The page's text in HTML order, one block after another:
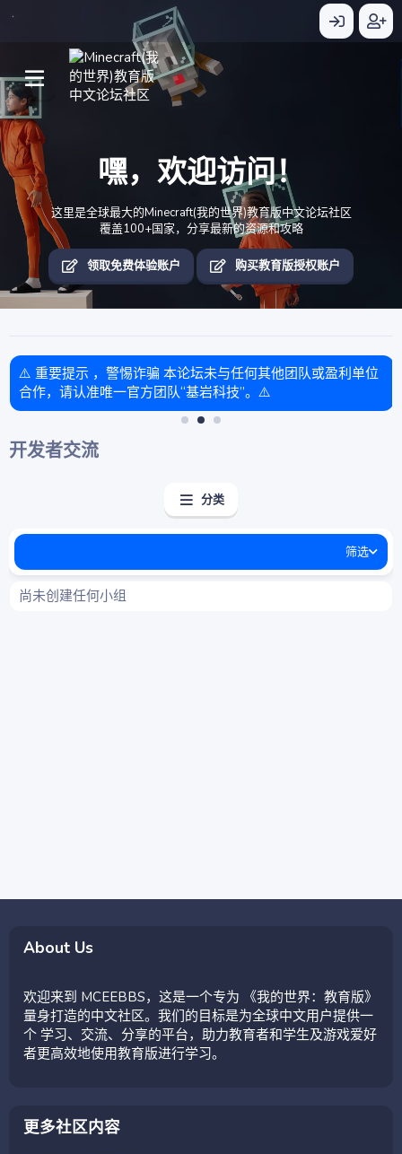
嘿，欢迎访问！
这里是全球最大的Minecraft(我的世界)教育版中文论坛社区
覆盖100+国家，分享最新的资源和攻略
领取免费体验账户 购买教育版授权账户
⚠️ 重要提示 ，警惕诈骗 本论坛未与任何其他团队或盈利单位
合作，请认准唯一官方团队“基岩科技”。⚠️
开发者交流
分类
筛选
尚未创建任何小组
About Us
欢迎来到 MCEEBBS，这是一个专为 《我的世界：教育版》
量身打造的中文社区。我们的目标是为全球中文用户提供一
个 学习、交流、分享的平台，助力教育者和学生及游戏爱好
者更高效地使用教育版进行学习。
更多社区内容